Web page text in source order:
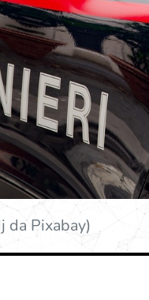
da Pixabay)